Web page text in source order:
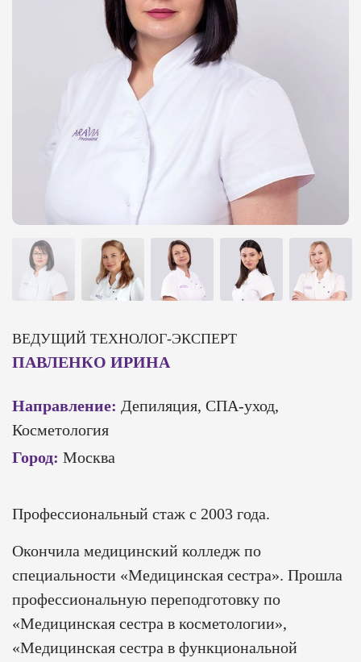
ВЕДУЩИЙ ТЕХНОЛОГ-ЭКСПЕРТ
ПАВЛЕНКО ИРИНА
Направление: Депиляция, СПА-уход,
Косметология
Город: Москва
Профессиональный стаж с 2003 года.
Окончила медицинский колледж по
специальности «Медицинская сестра». Прошла
профессиональную переподготовку по
«Медицинская сестра в косметологии»,
«Медицинская сестра в функциональной